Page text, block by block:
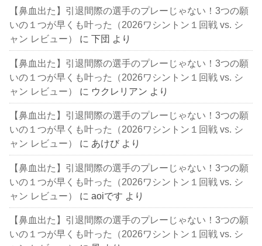
【鼻血出た】引退間際の選手のプレーじゃない！3つの願
いの１つが早くも叶った（2026ワシントン１回戦 vs. シ
ャン レビュー）
に下団 より
【鼻血出た】引退間際の選手のプレーじゃない！3つの願
いの１つが早くも叶った（2026ワシントン１回戦 vs. シ
ャン レビュー）
に ウクレリアン より
【鼻血出た】引退間際の選手のプレーじゃない！3つの願
いの１つが早くも叶った（2026ワシントン１回戦 vs. シ
ャン レビュー）
に あけび より
【鼻血出た】引退間際の選手のプレーじゃない！3つの願
いの１つが早くも叶った（2026ワシントン１回戦 vs. シ
ャン レビュー）
にaoiです より
【鼻血出た】引退間際の選手のプレーじゃない！3つの願
いの１つが早くも叶った（2026ワシントン１回戦 vs. シ